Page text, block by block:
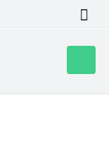
košík